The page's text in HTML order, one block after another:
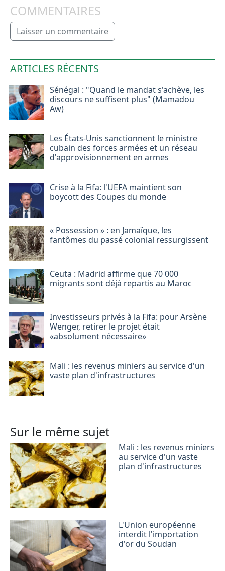
COMMENTAIRES
Laisser un commentaire
ARTICLES RÉCENTS
Sénégal : "Quand le mandat s'achève, les
discours ne suffisent plus" (Mamadou
Aw)
Les États-Unis sanctionnent le ministre
cubain des forces armées et un réseau
d'approvisionnement en armes
Crise à la Fifa: l'UEFA maintient son
boycott des Coupes du monde
« Possession » : en Jamaïque, les
fantômes du passé colonial ressurgissent
Ceuta : Madrid affirme que 70 000
migrants sont déjà repartis au Maroc
Investisseurs privés à la Fifa: pour Arsène
Wenger, retirer le projet était
«absolument nécessaire»
Mali : les revenus miniers au service d'un
vaste plan d'infrastructures
Sur le même sujet
Mali : les revenus miniers
au service d'un vaste
plan d'infrastructures
L'Union européenne
interdit l'importation
d'or du Soudan